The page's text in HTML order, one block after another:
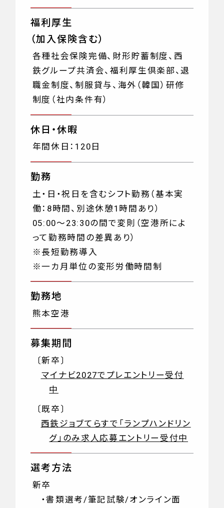
福利厚生
（加入保険含む）
各種社会保険完備、財形貯蓄制度、西
鉄グループ共済会、福利厚生倶楽部、退
職金制度、制服貸与、海外（韓国）研修
制度（社内条件有）
休日・休暇
年間休日：120日
勤務
土・日・祝日を含むシフト勤務（基本実
働：8時間、別途休憩1時間あり）
05:00～23:30の間で変則（空港所によ
って勤務時間の差異あり）
※長短勤務導入
※一カ月単位の変形労働時間制
勤務地
熊本空港
募集期間
〔新卒〕
マイナビ2027でプレエントリー受付
中
〔既卒〕
西鉄ジョブてらすで「ランプハンドリン
グ」のみ求人応募エントリー受付中
選考方法
新卒
・書類選考/筆記試験/オンライン面